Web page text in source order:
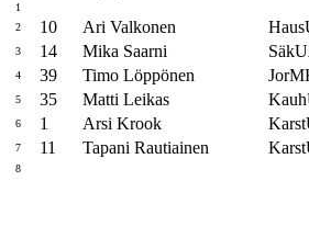
1
2
10 Ari Valkonen
3 14 Mika Saarni
4 39 Timo Löppönen
5 35 Matti Leikas
6 1 Arsi Krook
7 11 Tapani Rautiainen
8